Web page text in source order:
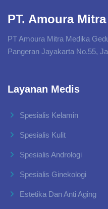
PT. Amoura
PT Amoura Mitra Medika
Pangeran Jayakarta No.55,
Layanan Medis
Spesialis Kelamin
Spesialis Kulit
Spesialis Andrologi
Spesialis Ginekologi
Estetika Dan Anti Aging